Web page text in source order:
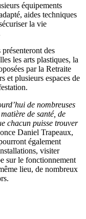
équipements
aides techniques
la vie
des
les arts plastiques, la
par la Retraite
et plusieurs espaces de
de nombreuses
de santé, de
chacun puisse trouver
Daniel Trapeaux,
également
visiter
sur le fonctionnement
lieu, de nombreux